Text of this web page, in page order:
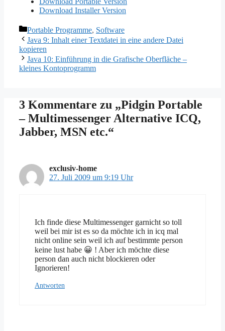
Download Installer Version
Kategorien
Portable Programme, Software
Java 9: Inhalt einer Textdatei in eine andere Datei
kopieren
Java 10: Einführung in die Grafische Oberfläche –
kleines Kontoprogramm
3 Kommentare zu „Pidgin Portable
– Multimessenger Alternative ICQ,
Jabber, MSN etc.“
exclusiv-home
27. Juli 2009 um 9:19 Uhr
Ich finde diese Multimessenger garnicht so toll
weil bei mir ist es so da möchte ich in icq mal
nicht online sein weil ich auf bestimmte person
keine lust habe 😀 ! Aber ich möchte diese
person dan auch nicht blockieren oder
Ignorieren!
Antworten